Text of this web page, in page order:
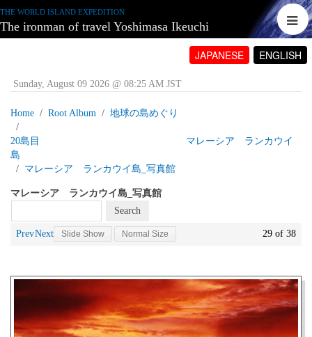
THE WORLD ISLAND EXPEDITION
The ironman of travel Yoshimasa Ikeuchi
JAPANESE ENGLISH
Sunday, August 09 2026 @ 08:25 AM JST
Home Root Album 地球の島めぐり
20島目 マレーシア ランカウイ
島
マレーシア ランカウイ島_写真館
マレーシア ランカウイ島_写真館
PrevNext Slide Show Normal Size 29 of 38